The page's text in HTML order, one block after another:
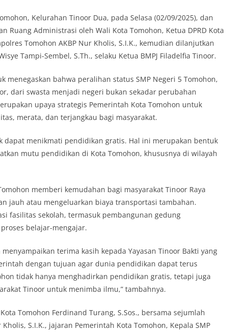
Kelurahan Tinoor Dua, pada Selasa (02/09/2025), dan
Ruang Administrasi oleh Wali Kota Tomohon, Ketua DPRD Kota
Tomohon AKBP Nur Kholis, S.I.K., kemudian dilanjutkan
Tampi-Sembel, S.Th., selaku Ketua BMPJ Filadelfia Tinoor.
menegaskan bahwa peralihan status SMP Negeri 5 Tomohon,
dari swasta menjadi negeri bukan sekadar perubahan
upaya strategis Pemerintah Kota Tomohon untuk
merata, dan terjangkau bagi masyarakat.
dapat menikmati pendidikan gratis. Hal ini merupakan bentuk
mutu pendidikan di Kota Tomohon, khususnya di wilayah
memberi kemudahan bagi masyarakat Tinoor Raya
jauh atau mengeluarkan biaya transportasi tambahan.
fasilitas sekolah, termasuk pembangunan gedung
belajar-mengajar.
terima kasih kepada Yayasan Tinoor Bakti yang
dengan tujuan agar dunia pendidikan dapat terus
tidak hanya menghadirkan pendidikan gratis, tetapi juga
Tinoor untuk menimba ilmu,” tambahnya.
Tomohon Ferdinand Turang, S.Sos., bersama sejumlah
S.I.K., jajaran Pemerintah Kota Tomohon, Kepala SMP